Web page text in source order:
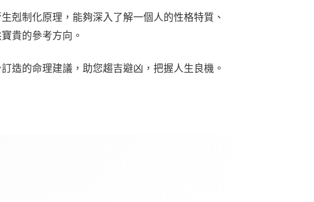
剋制化原理，能夠深入了解一個人的性格特質、
貴的參考方向。
造的命理建議，助您趨吉避凶，把握人生良機。